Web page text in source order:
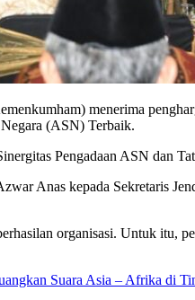
menerima
(ASN) Terbaik.
Pengadaan ASN dan
Anas kepada Sekretaris
organisasi. Untuk itu,
Suara Asia – Afrika di